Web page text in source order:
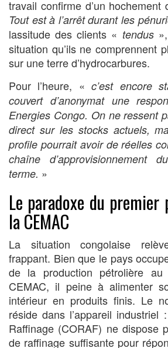
travail confirme d’un
Tout est à l’arrêt durant les
lassitude des clients « tendus
situation qu’ils ne comprennent
sur une terre d’hydrocarbures.
Pour l’heure, «c’est encore
couvert d’anonymat une
Energies Congo. On ne ressent
direct sur les stocks actuels,
profile pourrait avoir de réelles
chaîne d’approvisionnement
terme. »
Le paradoxe du
la CEMAC
La situation congolaise
frappant. Bien que le pays
de la production pétrolière
CEMAC, il peine à alimenter
intérieur en produits finis. Le
réside dans l’appareil industriel
Raffinage (CORAF) ne dispose
de raffinage suffisante pour